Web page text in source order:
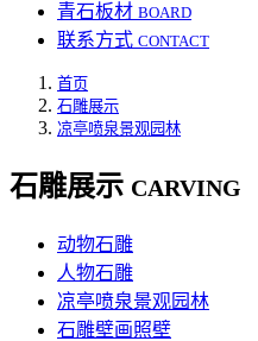
青石板材 BOARD
联系方式 CONTACT
首页
石雕展示
凉亭喷泉景观园林
石雕展示 CARVING
动物石雕
人物石雕
凉亭喷泉景观园林
石雕壁画照壁